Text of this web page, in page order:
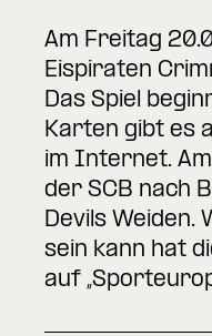
Am Freitag
Eispiraten
Das Spiel
Karten gibt es
im Internet.
der SCB nach
Devils Weiden.
sein kann hat
auf